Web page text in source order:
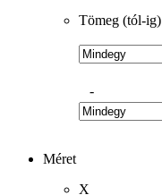
Tömeg (tól-ig)
-
Méret
X